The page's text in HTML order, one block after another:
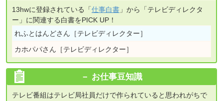
13hwに登録されている「仕事白書 」から「テレビディレクタ
ー」に関連する白書をPICK UP！
れふとはんどさん［テレビディレクター］
カホパパさん［テレビディレクター］
お仕事豆知識
テレビ番組はテレビ局社員だけで作られていると思われがちで